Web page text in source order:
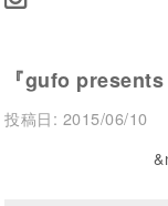
『gufo
投稿日: 2015/06/10